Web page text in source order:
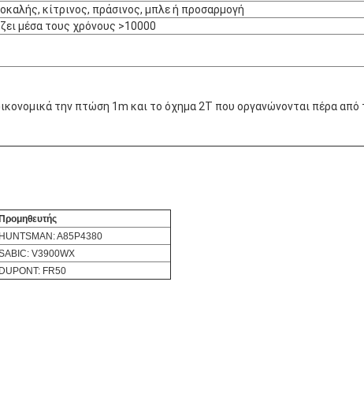
κίτρινος, πράσινος, μπλε ή προσαρμογή
μέσα τους χρόνους >10000
την πτώση 1m και το όχημα 2T που οργανώνονται πέρα από
Προμηθευτής
HUNTSMAN: A85P4380
V3900WX
DUPONT: FR50